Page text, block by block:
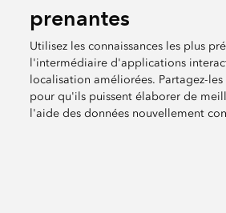
prenantes
Utilisez les connaissances les plus
l'intermédiaire d'applications
localisation améliorées. Partagez-
pour qu'ils puissent élaborer de
l'aide des données nouvellement